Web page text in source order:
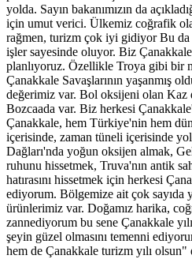
yolda. Sayın bakanımızın da
için umut verici. Ülkemiz coğrafik
rağmen, turizm çok iyi gidiyor Bu da
işler sayesinde oluyor. Biz
planlıyoruz. Özellikle Troya gibi bir
Çanakkale Savaşlarının yaşanmış
değerimiz var. Bol oksijeni olan Kaz
Bozcaada var. Biz herkesi
Çanakkale, hem Türkiye'nin hem
içerisinde, zaman tüneli içerisinde
Dağları'nda yoğun oksijen almak,
ruhunu hissetmek, Truva'nın antik
hatırasını hissetmek için herkesi
ediyorum. Bölgemize ait çok sayıda
ürünlerimiz var. Doğamız harika,
zannediyorum bu sene Çanakkale
şeyin güzel olmasını temenni
hem de Çanakkale turizm yılı olsun"